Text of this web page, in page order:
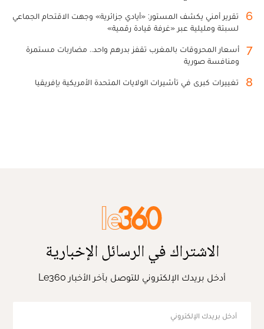
6
تقرير أمني يكشف المستور: «أيادي جزائرية» وجهت الاقتحام الجماعي
لسبتة ومليلية عبر «غرفة قيادة رقمية»
7
أسعار المحروقات بالمغرب تقفز بدرهم واحد.. مضاربات مستمرة
ومنافسة صورية
8 تغييرات كبرى في تأشيرات الولايات المتحدة الأمريكية بإفريقيا
الاشتراك في الرسائل الإخبارية
أدخل بريدك الإلكتروني للتوصل بآخر الأخبار Le360